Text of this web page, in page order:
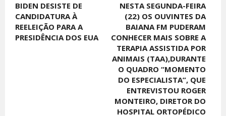
BIDEN DESISTE DE
CANDIDATURA À
REELEIÇÃO PARA A
PRESIDÊNCIA DOS EUA
NESTA SEGUNDA-FEIRA
(22) OS OUVINTES DA
BAIANA FM PUDERAM
CONHECER MAIS SOBRE A
TERAPIA ASSISTIDA POR
ANIMAIS (TAA),DURANTE
O QUADRO “MOMENTO
DO ESPECIALISTA”, QUE
ENTREVISTOU ROGER
MONTEIRO, DIRETOR DO
HOSPITAL ORTOPÉDICO